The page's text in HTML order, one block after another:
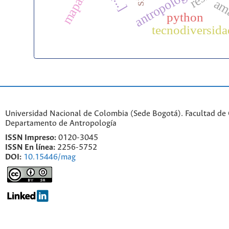
python
Universidad Nacional de Colombia (Sede Bogotá). Facultad de
Departamento de Antropología
ISSN Impreso: 0120-3045
ISSN En línea: 2256-5752
DOI: 10.15446/mag